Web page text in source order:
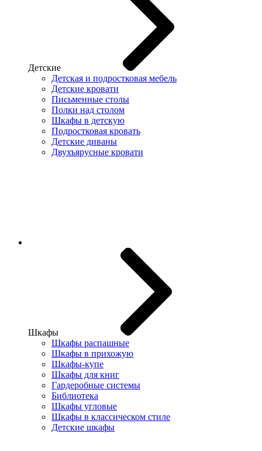
Детские
Детская и подростковая мебель
Детские кровати
Письменные столы
Полки над столом
Шкафы в детскую
Подростковая кровать
Детские диваны
Двухъярусные кровати
Шкафы
Шкафы распашные
Шкафы в прихожую
Шкафы-купе
Шкафы для книг
Гардеробные системы
Библиотека
Шкафы угловые
Шкафы в классическом стиле
Детские шкафы